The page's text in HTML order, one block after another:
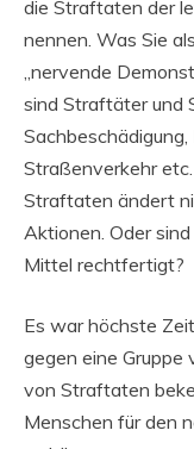
die Straftaten der
nennen. Was Sie
„nervende
sind Straftäter und
Straßenverkehr
Straftaten ändert
Aktionen. Oder
Mittel rechtfertigt?
Es war höchste
gegen eine Gruppe
von Straftaten
Menschen für den